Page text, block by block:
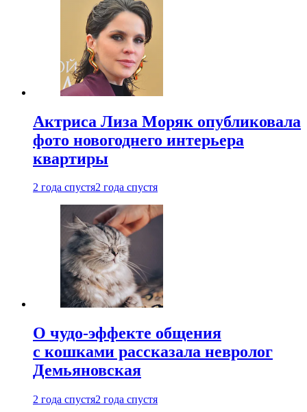
Актриса Лиза Моряк опубликовала
фото новогоднего интерьера
квартиры
2 года спустя2 года спустя
О чудо-эффекте общения
с кошками рассказала невролог
Демьяновская
2 года спустя2 года спустя